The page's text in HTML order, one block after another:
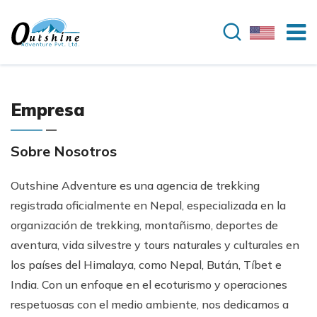
Empresa
Sobre Nosotros
Outshine Adventure es una agencia de trekking
registrada oficialmente en Nepal, especializada en la
organización de trekking, montañismo, deportes de
aventura, vida silvestre y tours naturales y culturales en
los países del Himalaya, como Nepal, Bután, Tíbet e
India. Con un enfoque en el ecoturismo y operaciones
respetuosas con el medio ambiente, nos dedicamos a